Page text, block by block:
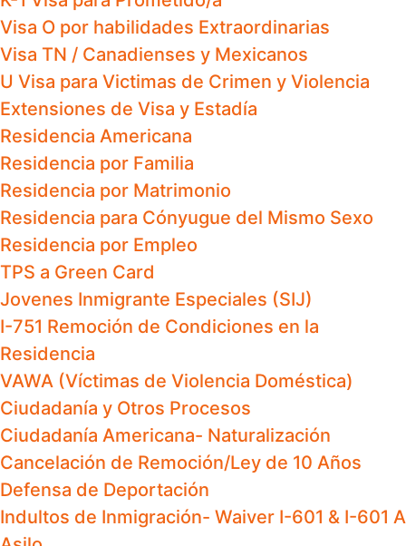
Visa O por habilidades Extraordinarias
Visa TN / Canadienses y Mexicanos
U Visa para Victimas de Crimen y Violencia
Extensiones de Visa y Estadía
Residencia Americana
Residencia por Familia
Residencia por Matrimonio
Residencia para Cónyugue del Mismo Sexo
Residencia por Empleo
TPS a Green Card
Jovenes Inmigrante Especiales (SIJ)
I-751 Remoción de Condiciones en la
Residencia
VAWA (Víctimas de Violencia Doméstica)
Ciudadanía y Otros Procesos
Ciudadanía Americana- Naturalización
Cancelación de Remoción/Ley de 10 Años
Defensa de Deportación
Indultos de Inmigración- Waiver I-601 & I-601 A